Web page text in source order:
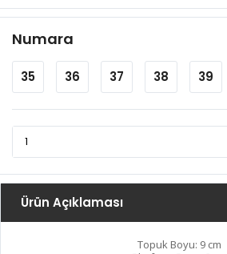
Numara
35 36 37 38 39
Ürün Açıklaması
Topuk Boyu: 9 cm